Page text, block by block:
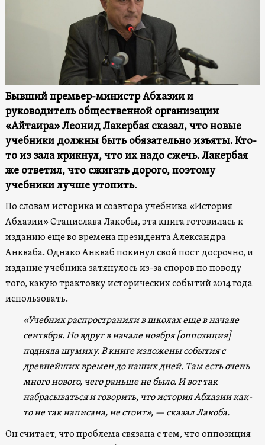
Бывший премьер-министр Абхазии и
руководитель общественной организации
«Айтаира» Леонид Лакербая сказал, что новые
учебники должны быть обязательно изъяты. Кто-
то из зала крикнул, что их надо сжечь. Лакербая
же ответил, что сжигать дорого, поэтому
учебники лучше утопить.
По словам историка и соавтора учебника «История
Абхазии» Станислава Лакобы, эта книга готовилась к
изданию еще во времена президента Александра
Анкваба. Однако Анкваб покинул свой пост досрочно, и
издание учебника затянулось из-за споров по поводу
того, какую трактовку исторических событий 2014 года
использовать.
«Учебник распространили в школах еще в начале
сентября. Но вдруг в начале ноября [оппозиция]
подняла шумиху. В книге изложены события с
древнейших времен до наших дней. Там есть очень
много нового, чего раньше не было. И вот так
набрасываться и говорить, что история Абхазии как-
то не так написана, не стоит», — сказал Лакоба.
Он считает, что проблема связана с тем, что оппозиция